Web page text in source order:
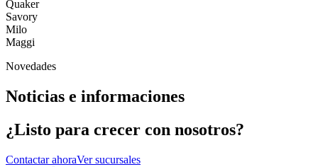
Quaker
Savory
Milo
Maggi
Novedades
Noticias e informaciones
¿Listo para crecer con nosotros?
Contactar ahoraVer sucursales